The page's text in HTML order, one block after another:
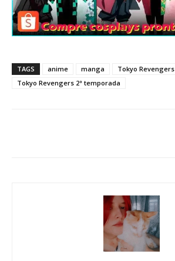
TAGS anime manga
Tokyo Revengers
Tokyo Revengers 2ª temporada